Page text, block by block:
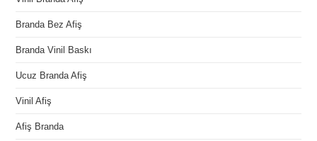
Branda Bez Afiş
Branda Vinil Baskı
Ucuz Branda Afiş
Vinil Afiş
Afiş Branda